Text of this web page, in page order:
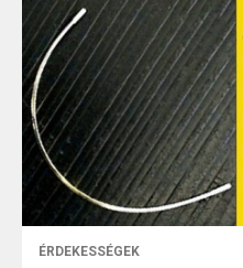
ÉRDEKESSÉGEK